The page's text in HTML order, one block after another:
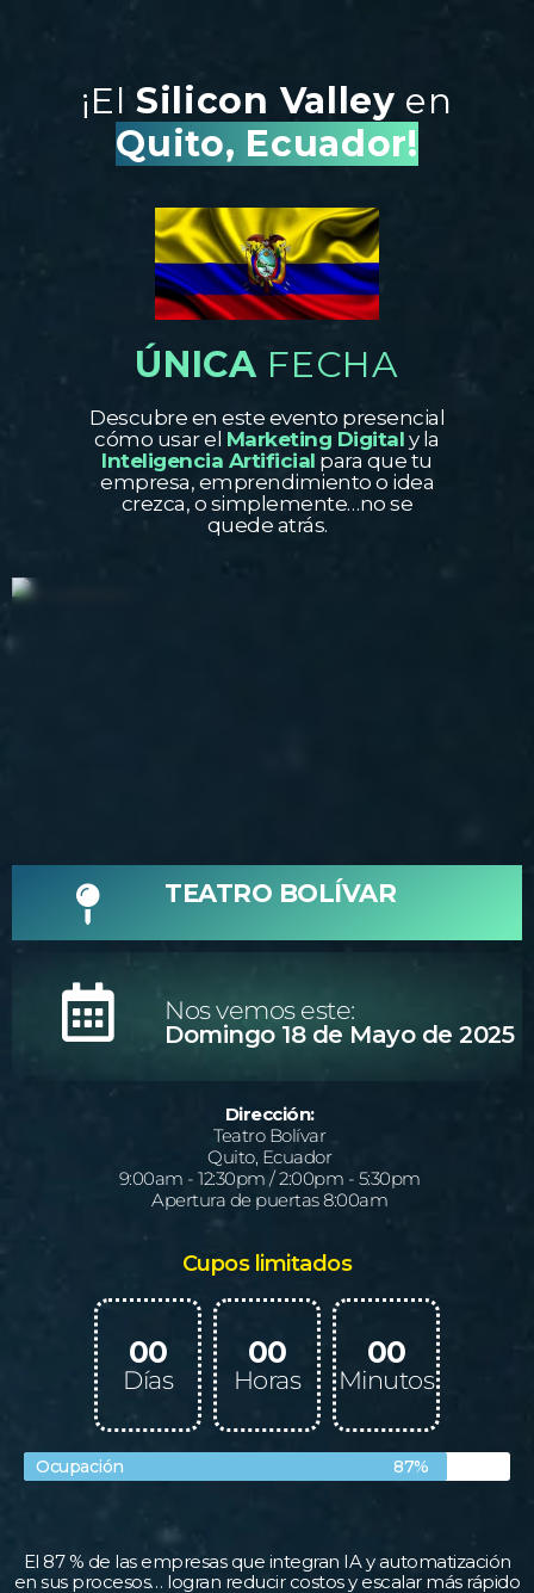
¡El Silicon Valley en
Quito, Ecuador!
ÚNICA FECHA
Descubre en este evento presencial
cómo usar el Marketing Digital y la
Inteligencia Artificial para que tu
empresa, emprendimiento o idea
crezca, o simplemente…no se
quede atrás.
TEATRO BOLÍVAR
Nos vemos este:
Domingo 18 de Mayo de 2025
Dirección:
Teatro Bolívar
Quito, Ecuador
9:00am - 12:30pm / 2:00pm - 5:30pm
Apertura de puertas 8:00am
Cupos limitados
00
Días
00
Horas
00
Minutos
Ocupación 87%
El 87 % de las empresas que integran IA y automatización
en sus procesos… logran reducir costos y escalar más rápido